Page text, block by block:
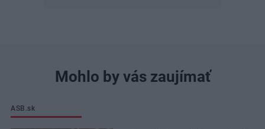
Mohlo by vás zaujímať
ASB.sk